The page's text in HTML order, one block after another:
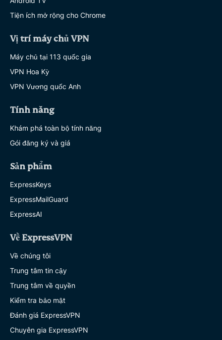
Tiện ích mở rộng cho Chrome
Vị trí máy chủ VPN
Máy chủ tại 113 quốc gia
VPN Hoa Kỳ
VPN Vương quốc Anh
Tính năng
Khám phá toàn bộ tính năng
Gói đăng ký và giá
Sản phẩm
ExpressKeys
ExpressMailGuard
ExpressAI
Về ExpressVPN
Về chúng tôi
Trung tâm tin cậy
Trung tâm về quyền
Kiểm tra bảo mật
Đánh giá ExpressVPN
Chuyên gia ExpressVPN